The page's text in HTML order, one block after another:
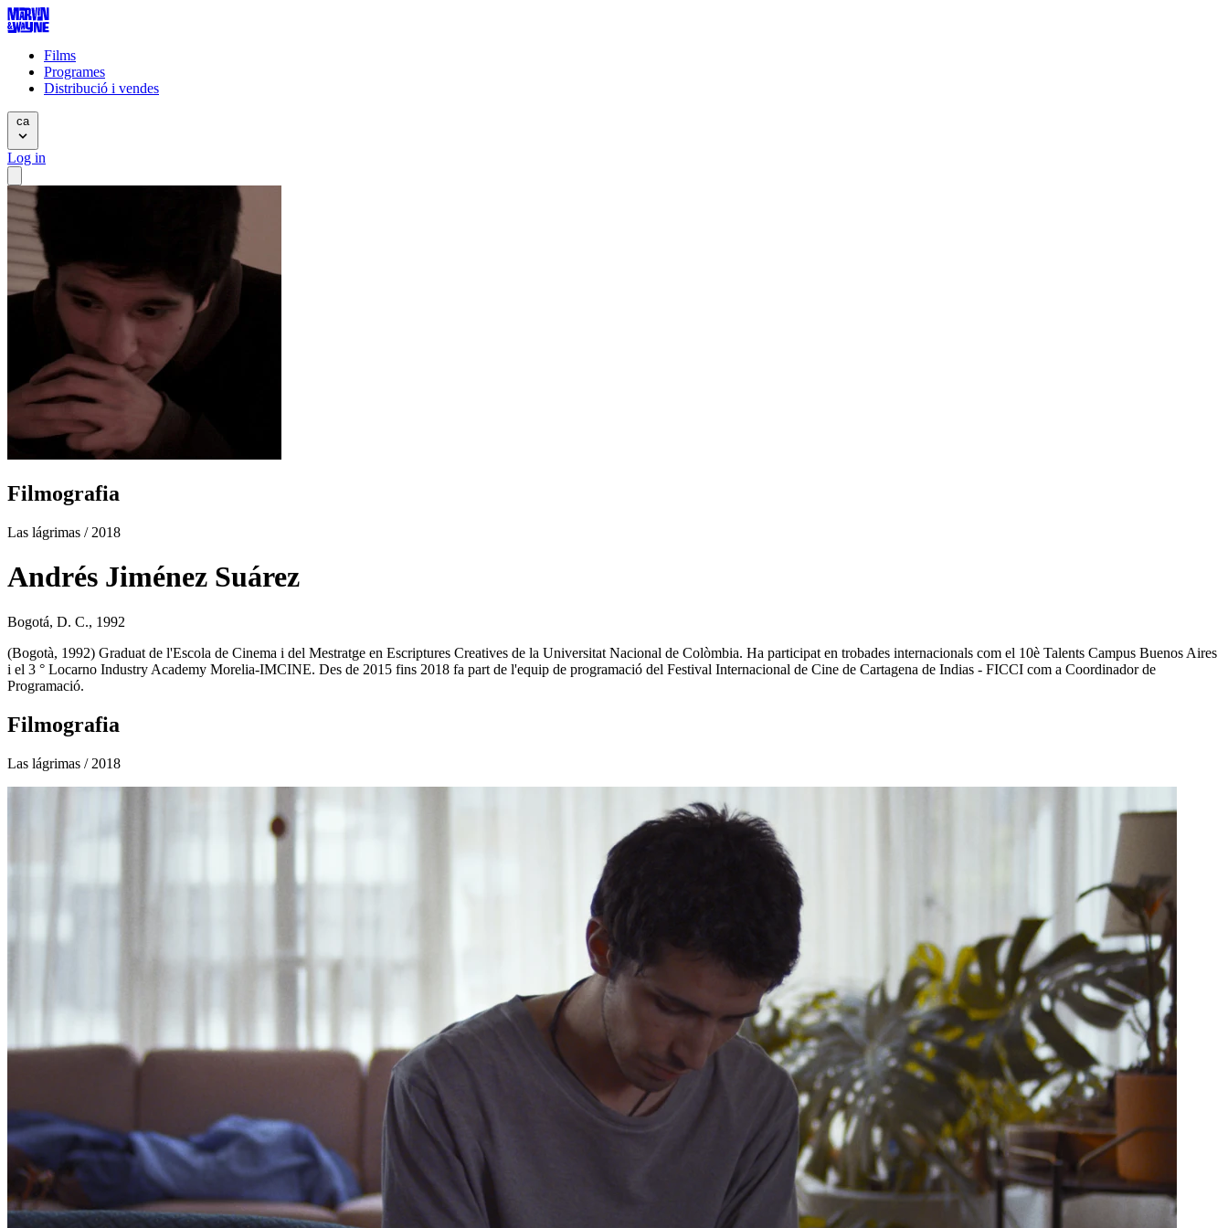
Films
Programes
Distribució i vendes
ca
Log in
Filmografia
Las lágrimas / 2018
Andrés Jiménez Suárez
Bogotá, D. C., 1992
(Bogotà, 1992) Graduat de l'Escola de Cinema i del Mestratge en Escriptures Creatives de la Universitat Nacional de Colòmbia. Ha participat en trobades internacionals com el 10è Talents Campus Buenos Aires
i el 3 ° Locarno Industry Academy Morelia-IMCINE. Des de 2015 fins 2018 fa part de l'equip de programació del Festival Internacional de Cine de Cartagena de Indias - FICCI com a Coordinador de
Programació.
Filmografia
Las lágrimas / 2018